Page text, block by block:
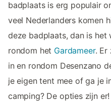
badplaats is erg populair
veel Nederlanders komen
deze badplaats, dan is het
rondom het Gardameer. Er
in en rondom Desenzano
je eigen tent mee of ga je
camping? De opties zijn